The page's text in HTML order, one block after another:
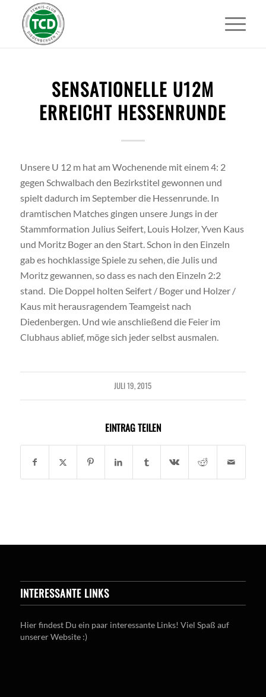
SENSATIONELLE U12M
ERREICHT HESSENRUNDE
Unsere U 12 m hat am Wochenende mit einem 4: 2
gegen Schwalbach den Bezirkstitel gewonnen und
spielt dadurch im September die Hessenrunde. In
dramtischen Matches gingen unsere Jungs in der
Stammformation Julius Seifert, Louis Holzer, Yven Kaus
und Moritz Boger an den Start. Schon in den Einzeln
gab es hochklassige Spiele zu sehen, die Julis und
Moritz gewannen, so dass es nach den Einzeln 2:2
stand. Die Doppel holten Seifert / Boger und Holzer /
Kaus mit herausragendem Teamgeist nach
Diedenbergen. Und wie anschließend die Feier im
Clubhaus ablief, möge sich jeder selbst ausmalen.
JULI 19, 2015
EINTRAG TEILEN
INTERESSANTE LINKS
Hier findest Du ein paar interessante Links! Viel Spaß auf
unserer Website :)